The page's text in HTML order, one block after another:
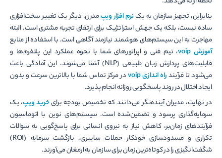
بنابراین، تجهیز سازمان به یکنرم افزار ویپمدرن، دیگر یک تغییر سخت‌افزاری
ساده نیست، بلکه یک جهش استراتژیک برای ارتقای تجربه مشتری است. البته
مهاجرت به این سیستم‌های هوشمند نیازمند آگاهی است. با استفاده از منابع
آموزش
، تیم فنی و اپراتورهای شما با نحوه عملکرد این پلتفرم‌ها و
قابلیت‌های پردازش زبان طبیعی (NLP) آشنا می‌شوند. این آمادگی باعث
می‌شود تا فرآیندراه اندازیvoip
در مرکز تماس شما با بالاترین سرعت و بدون
ایجاد اختلال در روند پاسخگویی روزانه انجام پذیرد.
در نهایت، مدیران آینده‌نگر می‌دانند که تخصیص بودجه برایخرید ویپ، یک
سرمایه‌گذاری پرسود و تضمین‌شده است. سیستم‌های نوین با اتوماسیون
فرآیندهای زمان‌بر، کاهش نیاز به نیروی انسانی برای پاسخ‌گویی به سوالات
تکراری و مسدودسازی خودکار حملات سایبری، بازگشت سرمایه (ROI)
شگفت‌انگیزی را در کوتاه‌ترین زمان برای سازمان به ارمغان می‌آورند.